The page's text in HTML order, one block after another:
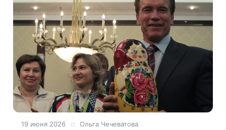
19 июня 2026 Ольга Чечеватова